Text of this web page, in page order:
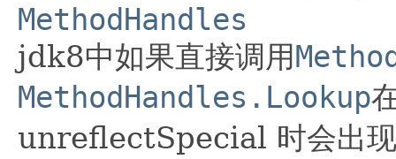
MethodHandles
jdk8中如果直接调用
MethodHandles.Lookup
unreflectSpecial 时会出